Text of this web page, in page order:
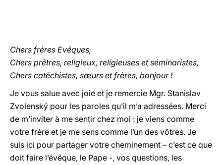
Chers frères Evêques,
Chers prêtres, religieux, religieuses et séminaristes,
Chers catéchistes, sœurs et frères, bonjour !
Je vous salue avec joie et je remercie Mgr. Stanislav
Zvolenský pour les paroles qu’il m’a adressées. Merci
de m’inviter à me sentir chez moi : je viens comme
votre frère et je me sens comme l’un des vôtres. Je
suis ici pour partager votre cheminement – c’est ce que
doit faire l’évêque, le Pape -, vos questions, les